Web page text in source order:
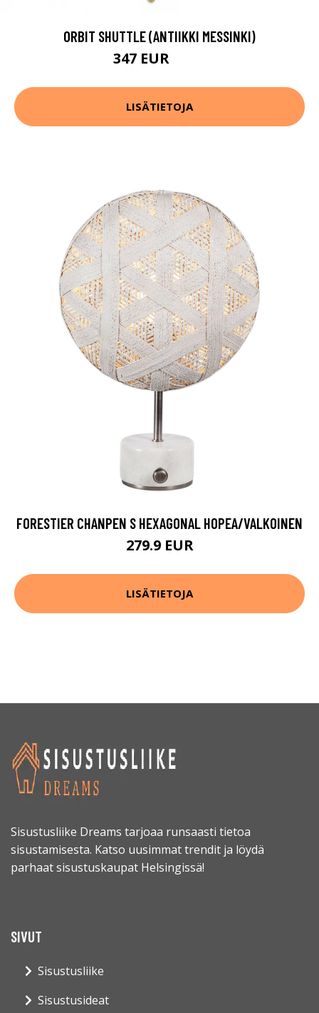
ORBIT SHUTTLE (ANTIIKKI MESSINKI)
347 EUR
LISÄTIETOJA
FORESTIER CHANPEN S HEXAGONAL HOPEA/VALKOINEN
279.9 EUR
LISÄTIETOJA
Sisustusliike Dreams tarjoaa runsaasti tietoa
sisustamisesta. Katso uusimmat trendit ja löydä
parhaat sisustuskaupat Helsingissä!
SIVUT
Sisustusliike
Sisustusideat